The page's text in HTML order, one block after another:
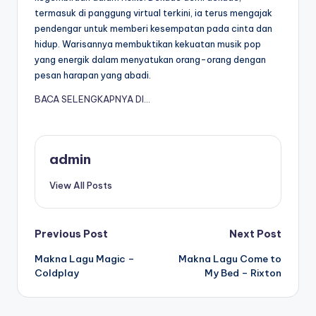
termasuk di panggung virtual terkini, ia terus mengajak
pendengar untuk memberi kesempatan pada cinta dan
hidup. Warisannya membuktikan kekuatan musik pop
yang energik dalam menyatukan orang-orang dengan
pesan harapan yang abadi.
BACA SELENGKAPNYA DI…
admin
View All Posts
Post
navigation
Previous Post
Makna Lagu Magic –
Coldplay
Next Post
Makna Lagu Come to
My Bed – Rixton